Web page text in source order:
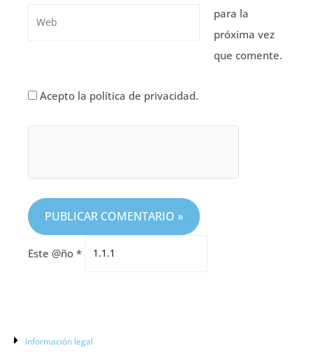
para la
próxima vez
que comente.
Acepto la política de privacidad.
Este @ño *
Información legal